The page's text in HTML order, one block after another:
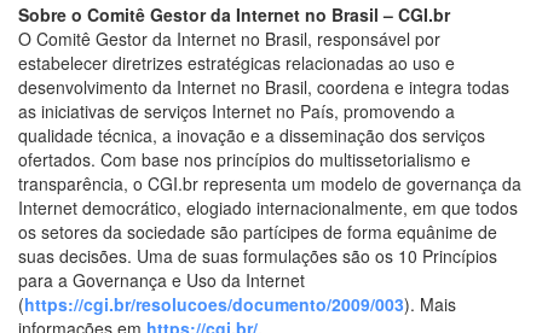
Sobre o Comitê Gestor da Internet no Brasil – CGI.br
O Comitê Gestor da Internet no Brasil, responsável por
estabelecer diretrizes estratégicas relacionadas ao uso e
desenvolvimento da Internet no Brasil, coordena e integra todas
as iniciativas de serviços Internet no País, promovendo a
qualidade técnica, a inovação e a disseminação dos serviços
ofertados. Com base nos princípios do multissetorialismo e
transparência, o CGI.br representa um modelo de governança da
Internet democrático, elogiado internacionalmente, em que todos
os setores da sociedade são partícipes de forma equânime de
suas decisões. Uma de suas formulações são os 10 Princípios
para a Governança e Uso da Internet
(https://cgi.br/resolucoes/documento/2009/003). Mais
informações em https://cgi.br/.